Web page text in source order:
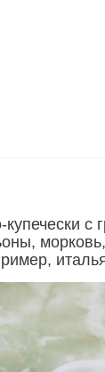
купечески